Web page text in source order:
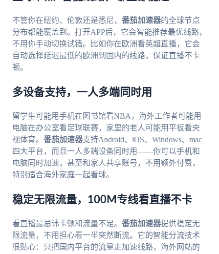
不管你在纽约、伦敦还是悉尼， 番茄加速器的全球节点
分布都能覆盖到。打开APP后，它会智能推荐最优线路，
不用你手动切换试错。比如你在欧洲看英超直播，它会
自动选择延迟最低的欧洲到国内的线路，保证直播不卡
顿。
多设备支持，一人多端同时用
留学生可能用手机在图书馆看NBA，海外工作者可能用
电脑在办公室看足球联赛，家里的老人可能用平板看央
视体育。 番茄加速器支持Android、iOS、Windows、mac
四大平台，而且一人多端设备同时用——你可以手机和
电脑同时加速，甚至和家人共享账号，不用额外付费，
特别适合海外家庭一起看球。
稳定无限流量，100M专线看直播不卡
看直播最忌讳卡顿和流量不足。 番茄加速器提供稳定无
限流量，不用担心看一半突然断流。它的智能分流技术
很贴心：只把国内平台的流量走加速线路，海外网站的